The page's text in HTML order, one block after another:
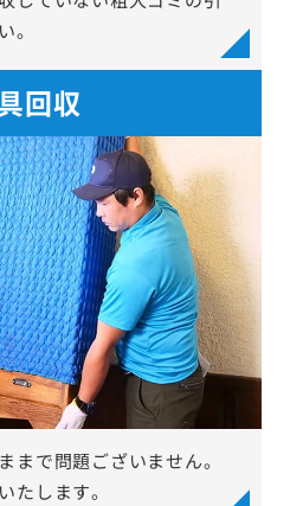
。
回収
まで問題ございません。
たします。